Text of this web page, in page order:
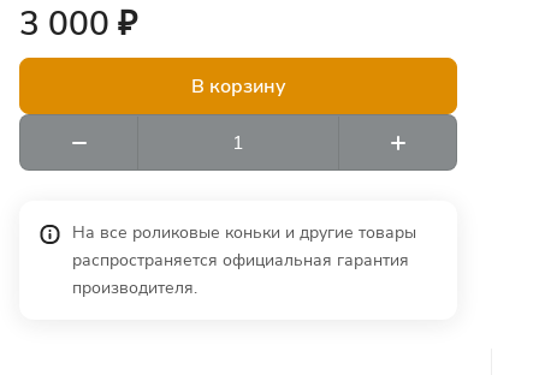
3 000 ₽
В корзину
На все роликовые коньки и другие товары
распространяется официальная гарантия
производителя.